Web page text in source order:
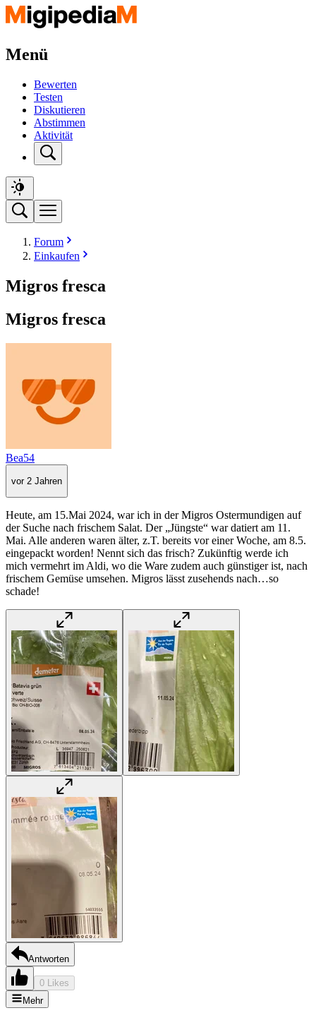
Menü
Bewerten
Testen
Diskutieren
Abstimmen
Aktivität
Forum
Einkaufen
Migros fresca
Migros fresca
Bea54
vor 2 Jahren
Heute, am 15.Mai 2024, war ich in der Migros Ostermundigen auf
der Suche nach frischem Salat. Der „Jüngste“ war datiert am 11.
Mai. Alle anderen waren älter, z.T. bereits vor einer Woche, am 8.5.
eingepackt worden! Nennt sich das frisch? Zukünftig werde ich
mich vermehrt im Aldi, wo die Ware zudem auch günstiger ist, nach
frischem Gemüse umsehen. Migros lässt zusehends nach…so
schade!
Antworten
0 Likes
Mehr